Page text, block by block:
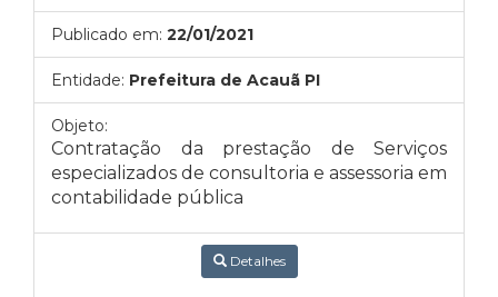
Publicado em: 22/01/2021
Entidade: Prefeitura de Acauã PI
Objeto:
Contratação da prestação de Serviços
especializados de consultoria e assessoria em
contabilidade pública
Detalhes